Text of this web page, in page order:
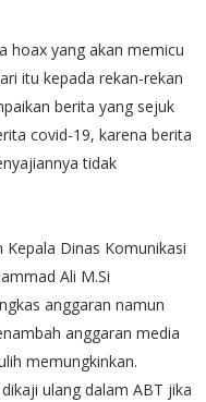
hoax yang akan memicu
itu kepada rekan-rekan
berita yang sejuk
covid-19, karena berita
tidak
Dinas Komunikasi
Ali M.Si
anggaran namun
anggaran media
memungkinkan.
ulang dalam ABT jika